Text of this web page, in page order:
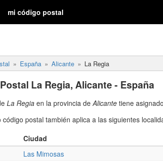
mi código postal
España Alicante La Regia
La Regia, Alicante - España
La Regia en la provincia deAlicante tiene
código postal también aplica a las siguientes
Ciudad
Las Mimosas